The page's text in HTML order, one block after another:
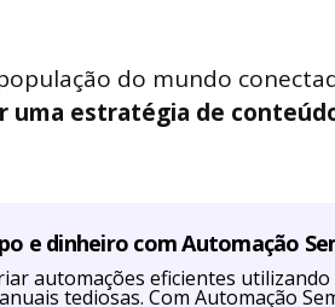
do mundo
uma estratégia de
e dinheiro com Automação
automações eficientes
tediosas. Com Automação